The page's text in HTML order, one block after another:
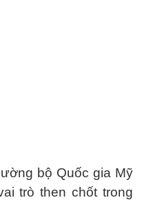
bộ Quốc gia Mỹ
trò then chốt trong